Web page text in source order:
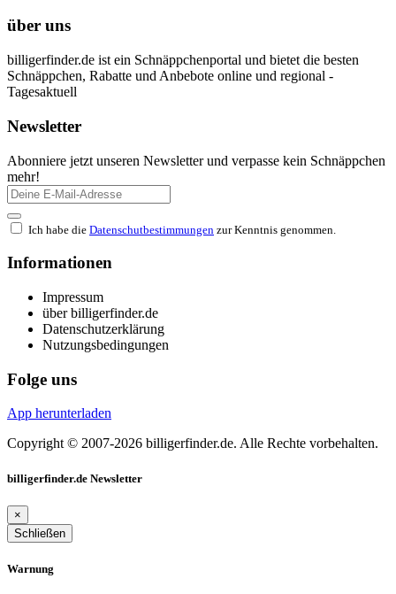
über uns
billigerfinder.de ist ein Schnäppchenportal und bietet die besten
Schnäppchen, Rabatte und Anbebote online und regional -
Tagesaktuell
Newsletter
Abonniere jetzt unseren Newsletter und verpasse kein Schnäppchen
mehr!
Ich habe die Datenschutbestimmungen zur Kenntnis genommen.
Informationen
Impressum
über billigerfinder.de
Datenschutzerklärung
Nutzungsbedingungen
Folge uns
App herunterladen
Copyright © 2007-2026 billigerfinder.de. Alle Rechte vorbehalten.
billigerfinder.de Newsletter
×
Schließen
Warnung